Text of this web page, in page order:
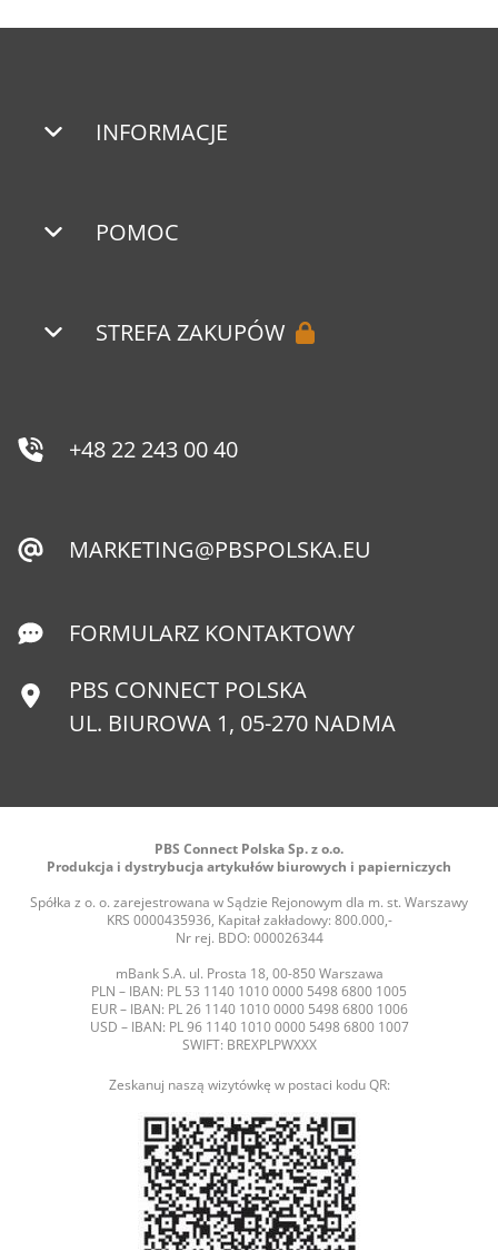
INFORMACJE
POMOC
STREFA ZAKUPÓW
+48 22 243 00 40
MARKETING@PBSPOLSKA.EU
FORMULARZ KONTAKTOWY
PBS CONNECT POLSKA
UL. BIUROWA 1, 05-270 NADMA
PBS Connect Polska Sp. z o.o.
Produkcja i dystrybucja artykułów biurowych i papierniczych
Spółka z o. o. zarejestrowana w Sądzie Rejonowym dla m. st. Warszawy
KRS 0000435936, Kapitał zakładowy: 800.000,-
Nr rej. BDO: 000026344
mBank S.A. ul. Prosta 18, 00-850 Warszawa
PLN – IBAN: PL 53 1140 1010 0000 5498 6800 1005
EUR – IBAN: PL 26 1140 1010 0000 5498 6800 1006
USD – IBAN: PL 96 1140 1010 0000 5498 6800 1007
SWIFT: BREXPLPWXXX
Zeskanuj naszą wizytówkę w postaci kodu QR: